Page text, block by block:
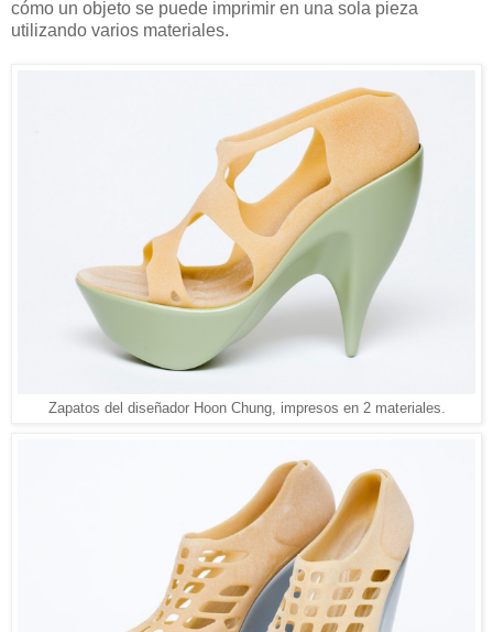
cómo un objeto se puede imprimir en una sola pieza
utilizando varios materiales.
Zapatos del diseñador Hoon Chung, impresos en 2 materiales.